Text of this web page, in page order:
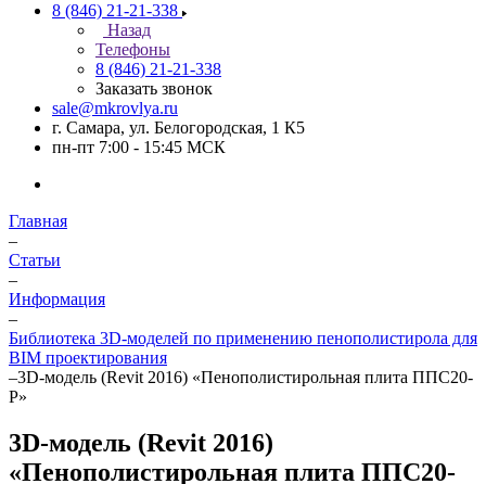
8 (846) 21-21-338
Назад
Телефоны
8 (846) 21-21-338
Заказать звонок
sale@mkrovlya.ru
г. Самара, ул. Белогородская, 1 К5
пн-пт 7:00 - 15:45 МСК
Главная
–
Статьи
–
Информация
–
Библиотека 3D-моделей по применению пенополистирола для
BIM проектирования
–3D-модель (Revit 2016) «Пенополистирольная плита ППС20-
Р»
3D-модель (Revit 2016)
«Пенополистирольная плита ППС20-